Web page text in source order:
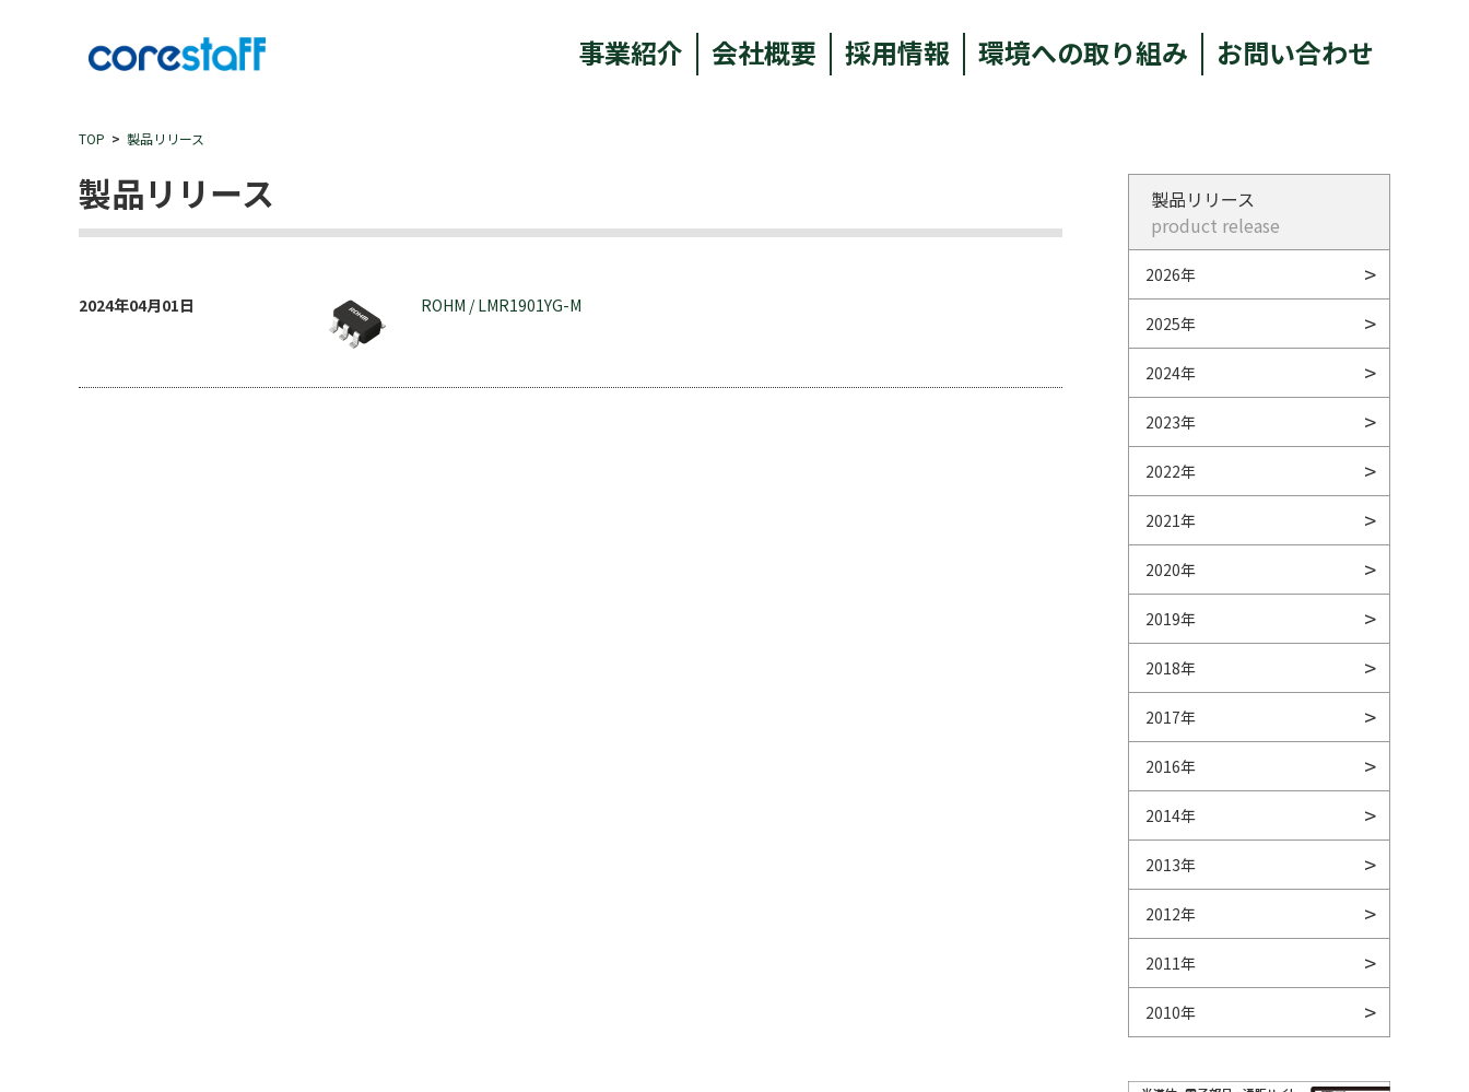
事業紹介 会社概要 採用情報 環境への取り組み お問い合わせ
TOP 製品リリース
製品リリース
2024年04月01日 ROHM / LMR1901YG-M
製品リリース
product release
2026年
2025年
2024年
2023年
2022年
2021年
2020年
2019年
2018年
2017年
2016年
2014年
2013年
2012年
2011年
2010年